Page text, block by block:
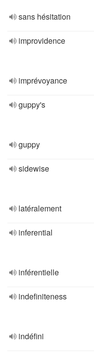
sans hésitation
improvidence
imprévoyance
guppy's
guppy
sidewise
latéralement
inferential
inférentielle
indefiniteness
indéfini